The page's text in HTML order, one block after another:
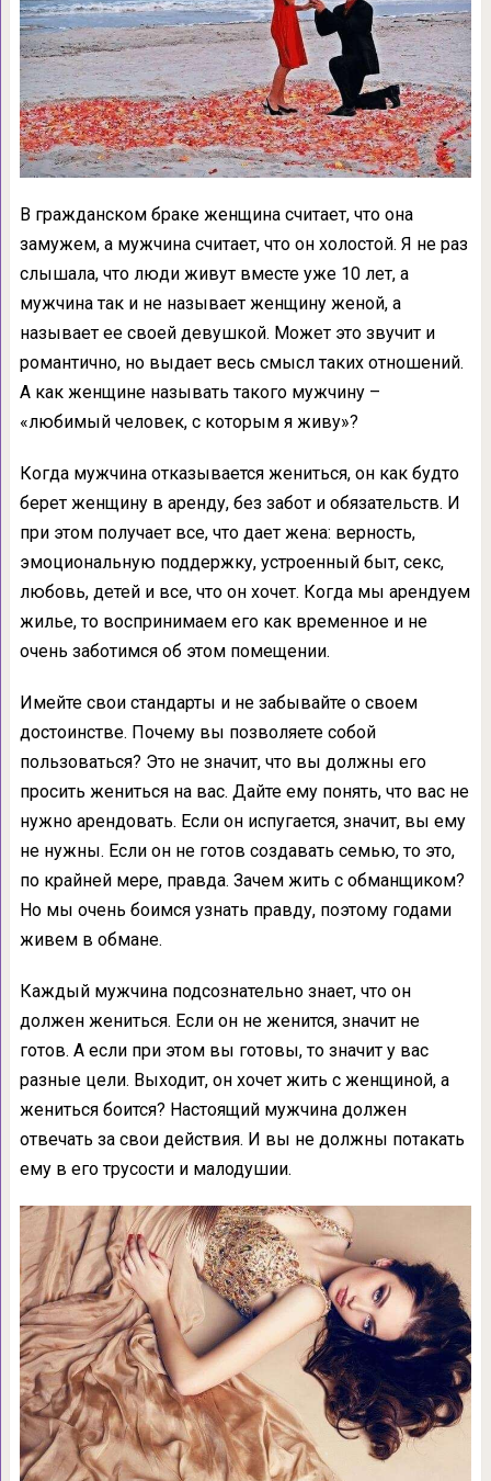
В гражданском браке женщина считает, что она
замужем, а мужчина считает, что он холостой. Я не раз
слышала, что люди живут вместе уже 10 лет, а
мужчина так и не называет женщину женой, а
называет ее своей девушкой. Может это звучит и
романтично, но выдает весь смысл таких отношений.
А как женщине называть такого мужчину –
«любимый человек, с которым я живу»?
Когда мужчина отказывается жениться, он как будто
берет женщину в аренду, без забот и обязательств. И
при этом получает все, что дает жена: верность,
эмоциональную поддержку, устроенный быт, секс,
любовь, детей и все, что он хочет. Когда мы арендуем
жилье, то воспринимаем его как временное и не
очень заботимся об этом помещении.
Имейте свои стандарты и не забывайте о своем
достоинстве. Почему вы позволяете собой
пользоваться? Это не значит, что вы должны его
просить жениться на вас. Дайте ему понять, что вас не
нужно арендовать. Если он испугается, значит, вы ему
не нужны. Если он не готов создавать семью, то это,
по крайней мере, правда. Зачем жить с обманщиком?
Но мы очень боимся узнать правду, поэтому годами
живем в обмане.
Каждый мужчина подсознательно знает, что он
должен жениться. Если он не женится, значит не
готов. А если при этом вы готовы, то значит у вас
разные цели. Выходит, он хочет жить с женщиной, а
жениться боится? Настоящий мужчина должен
отвечать за свои действия. И вы не должны потакать
ему в его трусости и малодушии.